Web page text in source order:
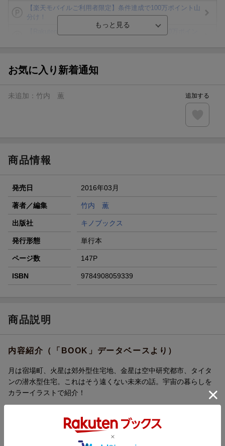
【楽天モバイルご利用者限定】条件達成で100万ポイント山
分け！
が当たる！
条件達成で楽天限定・宝塚歌劇 宙組貸切公演ペアチケット
エントリー＆条件達成で『鬼滅の刃』オリジナルきんちゃく
お気に入り新着通知
未追加： 竹内 薫 追加する
商品情報
発売日 2016年03月
著者／編集 竹内 薫
出版社 キノブックス
発行形態 単行本
ページ数 147P
ISBN 9784908059339
商品説明
内容紹介（「BOOK」データベースより）
月は宿場町、火星は郊外型住宅地、金星は空中研究都市、タイタ
ンの潜水型住宅。これはそう遠くない未来の話。宇宙の暮らしを
カラーイラストで紹介！
目次（「BOOK」データベースより）
月に住む／火星に住む／金星に住む／土星の衛星タイタンに住む